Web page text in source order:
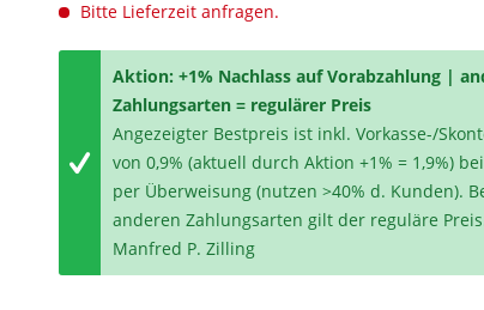
Bitte Lieferzeit anfragen.
Aktion: +1% Nachlass auf Vorabzahlung |
Zahlungsarten = regulärer Preis
Angezeigter Bestpreis ist inkl. Vorkasse-/
von 0,9% (aktuell durch Aktion +1% = 1,9%)
per Überweisung (nutzen >40% d. Kunden).
anderen Zahlungsarten gilt der reguläre
Manfred P. Zilling